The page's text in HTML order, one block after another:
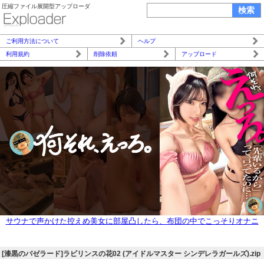
圧縮ファイル展開型アップローダ
ご利用方法について
ヘルプ
利用規約
削除依頼 アップロード
サウナで声かけた控えめ美女に部屋凸したら、布団の中でこっそりオナニ
[漆黒のバゼラード]ラビリンスの花02 (アイドルマスター シンデレラガールズ).zip